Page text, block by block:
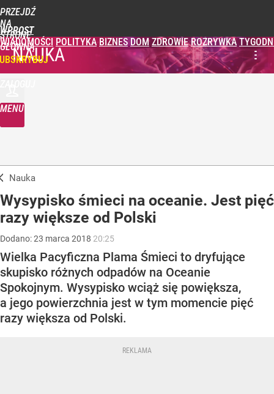
PRZEJDŹ
NA
STRONĘ
GŁÓWNĄ
WPROST
WIADOMOŚCI POLITYKA BIZNES DOM ZDROWIE ROZRYWKA
MENU
NAUKA
Nauka
Wysypisko śmieci na oceanie. Jest pięć
razy większe od Polski
Dodano:23 marca 2018 20:25
Wielka Pacyficzna Plama Śmieci to dryfujące
skupisko różnych odpadów na Oceanie
Spokojnym. Wysypisko wciąż się powiększa,
a jego powierzchnia jest w tym momencie pięć
razy większa od Polski.